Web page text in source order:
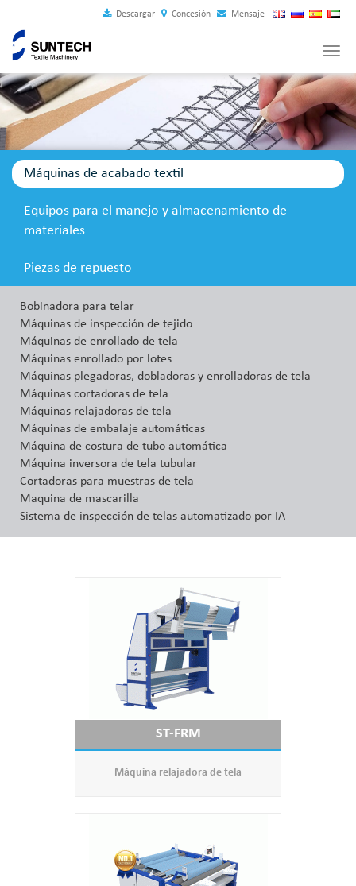
Descargar Concesión Mensaje
Máquinas de acabado textil
Equipos para el manejo y almacenamiento de
materiales
Piezas de repuesto
Bobinadora para telar
Máquinas de inspección de tejido
Máquinas de enrollado de tela
Máquinas enrollado por lotes
Máquinas plegadoras, dobladoras y enrolladoras de tela
Máquinas cortadoras de tela
Máquinas relajadoras de tela
Máquinas de embalaje automáticas
Máquina de costura de tubo automática
Máquina inversora de tela tubular
Cortadoras para muestras de tela
Maquina de mascarilla
Sistema de inspección de telas automatizado por IA
ST-FRM
Máquina relajadora de tela